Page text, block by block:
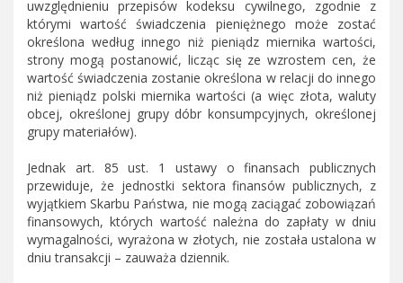
uwzględnieniu przepisów kodeksu cywilnego, zgodnie z
którymi wartość świadczenia pieniężnego może zostać
określona według innego niż pieniądz miernika wartości,
strony mogą postanowić, licząc się ze wzrostem cen, że
wartość świadczenia zostanie określona w relacji do innego
niż pieniądz polski miernika wartości (a więc złota, waluty
obcej, określonej grupy dóbr konsumpcyjnych, określonej
grupy materiałów).
Jednak art. 85 ust. 1 ustawy o finansach publicznych
przewiduje, że jednostki sektora finansów publicznych, z
wyjątkiem Skarbu Państwa, nie mogą zaciągać zobowiązań
finansowych, których wartość należna do zapłaty w dniu
wymagalności, wyrażona w złotych, nie została ustalona w
dniu transakcji – zauważa dziennik.